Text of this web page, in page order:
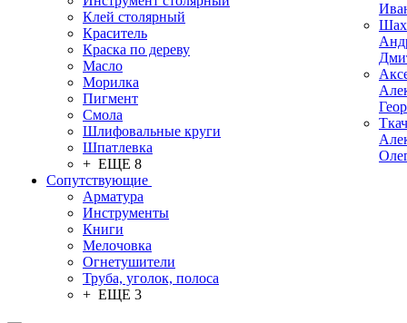
Клей столярный
Краситель
Краска по дереву
Масло
Морилка
Пигмент
Смола
Шлифовальные круги
Шпатлевка
+ ЕЩЕ 8
Сопутствующие
Арматура
Инструменты
Книги
Мелочовка
Огнетушители
Труба, уголок, полоса
+ ЕЩЕ 3